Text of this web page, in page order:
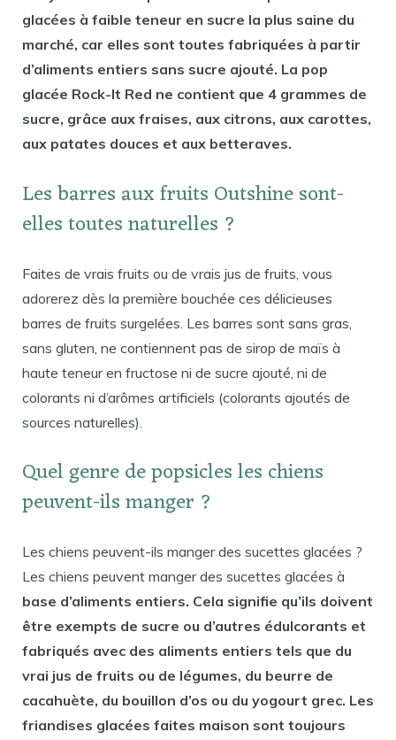
glacées à faible teneur en sucre la plus saine du
marché, car elles sont toutes fabriquées à partir
d’aliments entiers sans sucre ajouté. La pop
glacée Rock-It Red ne contient que 4 grammes de
sucre, grâce aux fraises, aux citrons, aux carottes,
aux patates douces et aux betteraves.
Les barres aux fruits Outshine sont-
elles toutes naturelles ?
Faites de vrais fruits ou de vrais jus de fruits, vous
adorerez dès la première bouchée ces délicieuses
barres de fruits surgelées. Les barres sont sans gras,
sans gluten, ne contiennent pas de sirop de maïs à
haute teneur en fructose ni de sucre ajouté, ni de
colorants ni d’arômes artificiels (colorants ajoutés de
sources naturelles).
Quel genre de popsicles les chiens
peuvent-ils manger ?
Les chiens peuvent-ils manger des sucettes glacées ?
Les chiens peuvent manger des sucettes glacées à
base d’aliments entiers. Cela signifie qu’ils doivent
être exempts de sucre ou d’autres édulcorants et
fabriqués avec des aliments entiers tels que du
vrai jus de fruits ou de légumes, du beurre de
cacahuète, du bouillon d’os ou du yogourt grec. Les
friandises glacées faites maison sont toujours